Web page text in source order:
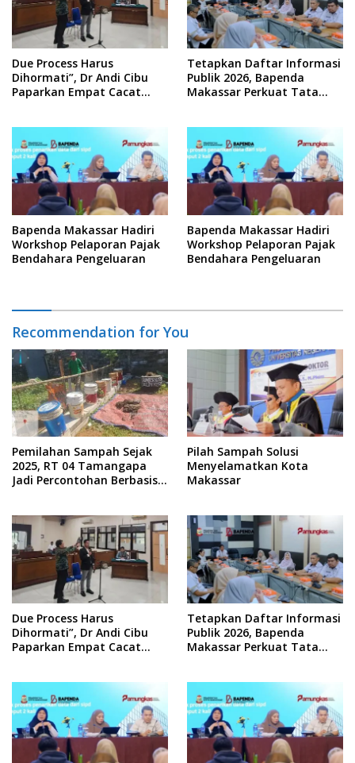
Due Process Harus
Dihormati”, Dr Andi Cibu
Paparkan Empat Cacat
Tetapkan Daftar Informasi
Publik 2026, Bapenda
Makassar Perkuat Tata
Bapenda Makassar Hadiri
Workshop Pelaporan Pajak
Bendahara Pengeluaran
Bapenda Makassar Hadiri
Workshop Pelaporan Pajak
Bendahara Pengeluaran
Recommendation for You
Pemilahan Sampah Sejak
2025, RT 04 Tamangapa
Jadi Percontohan Berbasis
Pilah Sampah Solusi
Menyelamatkan Kota
Makassar
Due Process Harus
Dihormati”, Dr Andi Cibu
Paparkan Empat Cacat
Tetapkan Daftar Informasi
Publik 2026, Bapenda
Makassar Perkuat Tata